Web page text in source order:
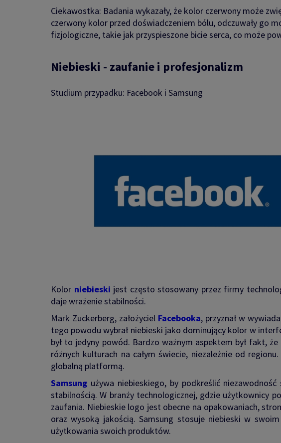
Ciekawostka: Badania wykazały, że kolor czerwony może
czerwony kolor przed doświadczeniem bólu, odczuwały go
fizjologiczne, takie jak przyspieszone bicie serca, co może
Niebieski - zaufanie i profesjonalizm
Studium przypadku: Facebook i Samsung
Kolor niebieski jest często stosowany przez firmy
daje wrażenie stabilności.
Mark Zuckerberg, założyciel Facebooka, przyznał w
tego powodu wybrał niebieski jako dominujący kolor w
był to jedyny powód. Bardzo ważnym aspektem był fakt,
różnych kulturach na całym świecie, niezależnie od
globalną platformą.
Samsung używa niebieskiego, by podkreślić
stabilnością. W branży technologicznej, gdzie użytkownicy
zaufania. Niebieskie logo jest obecne na opakowaniach,
oraz wysoką jakością. Samsung stosuje niebieski w
użytkowania swoich produktów.